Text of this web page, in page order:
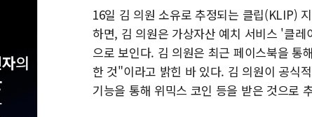
16일 김 의원 소유로 추정되는 클립(KLIP)
하면, 김 의원은 가상자산 예치 서비스 '클
으로 보인다. 김 의원은 최근 페이스북을
한 것"이라고 밝힌 바 있다. 김 의원이 공식
기능을 통해 위믹스 코인 등을 받은 것으로